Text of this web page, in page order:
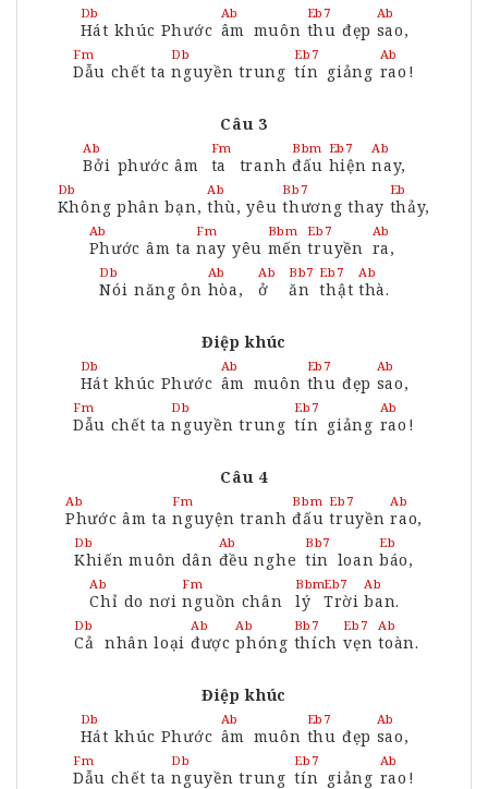
Db
Hát khúc Phước
Ab
âm muôn
Eb7
thu đẹp
Ab
sao,
Fm
Dẫu chết ta
Db
nguyền trung
Eb7
tín giảng
Ab
rao !
Câu 3
Ab
Bởi phước âm
Fm
ta tranh
Bbm
đấu
Eb7
hiện
Ab
nay,
Db
Không phân bạn,
Ab
thù, yêu
Bb7
thương thay
Eb
thảy,
Ab
Phước âm ta
Fm
nay yêu
Bbm
mến
Eb7
truyền
Ab
ra,
Db
Nói năng ôn
Ab
hòa,
Ab
ở
Bb7
ăn
Eb7
thật
Ab
thà.
Điệp khúc
Db
Hát khúc Phước
Ab
âm muôn
Eb7
thu đẹp
Ab
sao,
Fm
Dẫu chết ta
Db
nguyền trung
Eb7
tín giảng
Ab
rao !
Câu 4
Ab
Phước âm ta
Fm
nguyện tranh
Bbm
đấu
Eb7
truyền
Ab
rao,
Db
Khiến muôn dân
Ab
đều nghe
Bb7
tin loan
Eb
báo,
Ab
Chỉ do nơi
Fm
nguồn chân
Bbm
lý
Eb7
Trời
Ab
ban.
Db
Cả nhân loại
Ab
được
Ab
phóng
Bb7
thích
Eb7
vẹn
Ab
toàn.
Điệp khúc
Db
Hát khúc Phước
Ab
âm muôn
Eb7
thu đẹp
Ab
sao,
Fm
Dẫu chết ta
Db
nguyền trung
Eb7
tín giảng
Ab
rao !